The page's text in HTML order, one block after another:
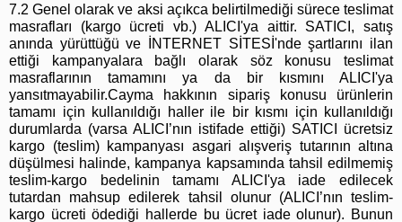
7.2 Genel olarak ve aksi açıkca belirtilmediği sürece teslimat
masrafları (kargo ücreti vb.) ALICI'ya aittir. SATICI, satış
anında yürüttüğü ve İNTERNET SİTESİ'nde şartlarını ilan
ettiği kampanyalara bağlı olarak söz konusu teslimat
masraflarının tamamını ya da bir kısmını ALICI'ya
yansıtmayabilir.Cayma hakkının sipariş konusu ürünlerin
tamamı için kullanıldığı haller ile bir kısmı için kullanıldığı
durumlarda (varsa ALICI’nın istifade ettiği) SATICI ücretsiz
kargo (teslim) kampanyası asgari alışveriş tutarının altına
düşülmesi halinde, kampanya kapsamında tahsil edilmemiş
teslim-kargo bedelinin tamamı ALICI'ya iade edilecek
tutardan mahsup edilerek tahsil olunur (ALICI’nın teslim-
kargo ücreti ödediği hallerde bu ücret iade olunur). Bunun